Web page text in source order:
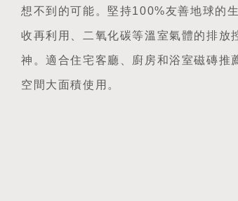
想不到的可能。堅持100%友善地球的
收再利用、二氧化碳等溫室氣體的排放
神。適合住宅客廳、廚房和浴室磁磚推
空間大面積使用。